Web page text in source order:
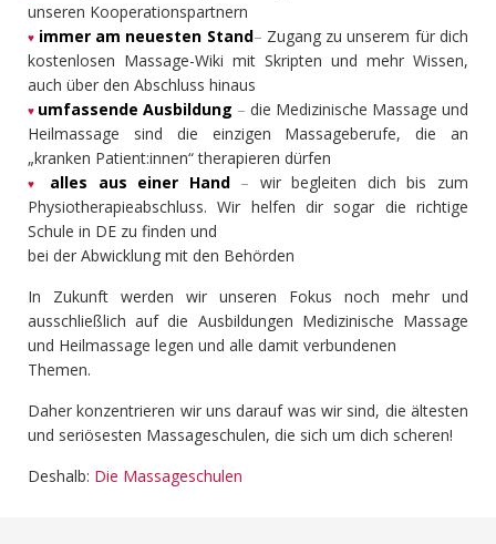
unseren Kooperationspartnern
♥ immer am neuesten Stand– Zugang zu unserem für dich
kostenlosen Massage-Wiki mit Skripten und mehr Wissen,
auch über den Abschluss hinaus
♥ umfassende Ausbildung – die Medizinische Massage und
Heilmassage sind die einzigen Massageberufe, die an
„kranken Patient:innen“ therapieren dürfen
♥ alles aus einer Hand – wir begleiten dich bis zum
Physiotherapieabschluss. Wir helfen dir sogar die richtige
Schule in DE zu finden und
bei der Abwicklung mit den Behörden
In Zukunft werden wir unseren Fokus noch mehr und
ausschließlich auf die Ausbildungen Medizinische Massage
und Heilmassage legen und alle damit verbundenen
Themen.
Daher konzentrieren wir uns darauf was wir sind, die ältesten
und seriösesten Massageschulen, die sich um dich scheren!
Deshalb: Die Massageschulen